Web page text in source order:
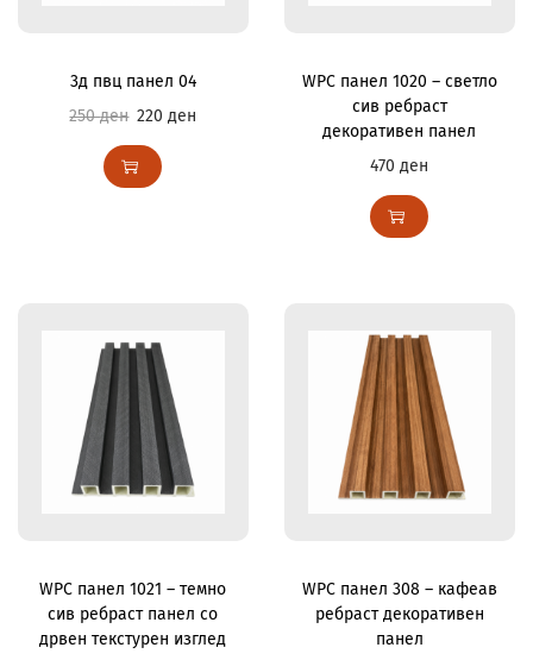
3д пвц панел 04
250ден 220ден
WPC панел 1020 – светло
сив ребраст
декоративен панел
470ден
WPC панел 1021 – темно
сив ребраст панел со
дрвен текстурен изглед
WPC панел 308 – кафеав
ребраст декоративен
панел